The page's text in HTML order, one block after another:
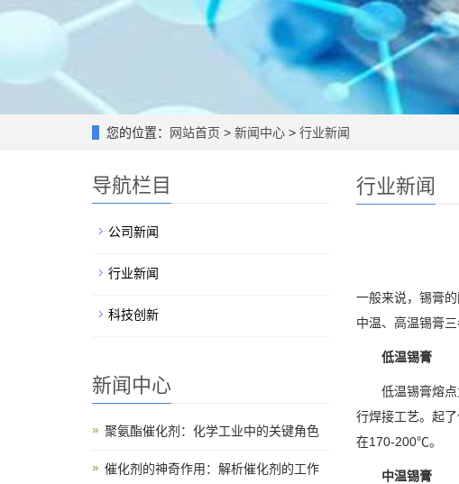
您的位置： 网站首页 > 新闻中心 > 行业新闻
行业新闻
一般来说，锡膏
中温、高温锡膏
低温锡膏
低温锡膏熔点
行焊接工艺。起
在170-200℃。
中温锡膏
导航栏目
公司新闻
行业新闻
科技创新
新闻中心
聚氨酯催化剂：化学工业中的关键角色
催化剂的神奇作用：解析催化剂的工作